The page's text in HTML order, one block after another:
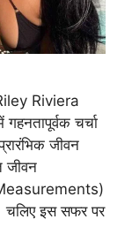
Riviera
चर्चा
जीवन
जीवन
चलिए इस सफर पर